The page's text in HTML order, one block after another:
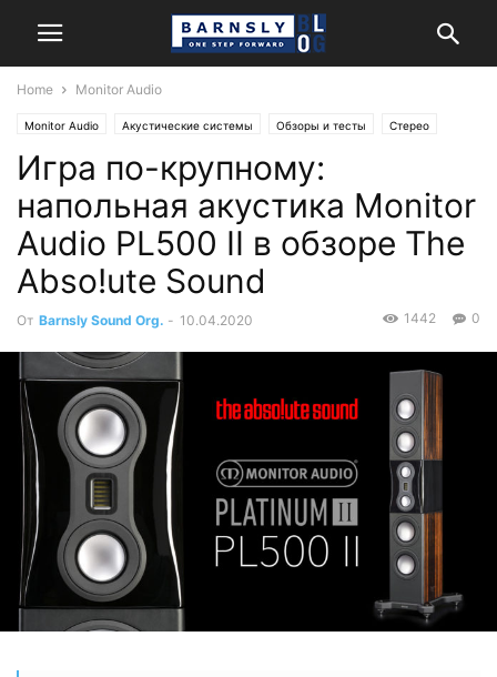
Home Monitor Audio
Monitor Audio Акустические системы Обзоры и тесты Стерео
Игра по-крупному:
напольная акустика Monitor
Audio PL500 II в обзоре The
Abso!ute Sound
От Barnsly Sound Org. - 10.04.2020 0
1442